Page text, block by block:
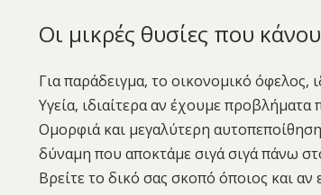
Οι μικρές θυσίες που
Για παράδειγμα, το οικονομικό όφελος,
Υγεία, ιδιαίτερα αν έχουμε προβλήματα
Ομορφιά και μεγαλύτερη
δύναμη που αποκτάμε σιγά σιγά πάνω
Βρείτε το δικό σας σκοπό όποιος και αν